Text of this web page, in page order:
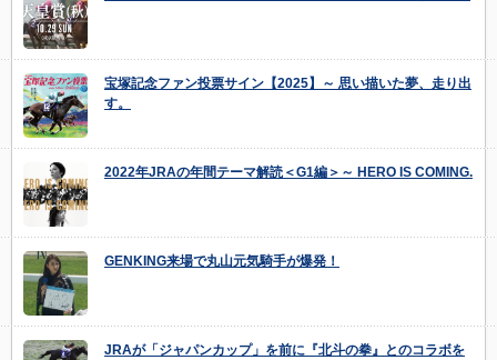
宝塚記念ファン投票サイン【2025】～ 思い描いた夢、走り出
す。
2022年JRAの年間テーマ解読＜G1編＞～ HERO IS COMING.
GENKING来場で丸山元気騎手が爆発！
JRAが「ジャパンカップ」を前に『北斗の拳』とのコラボを